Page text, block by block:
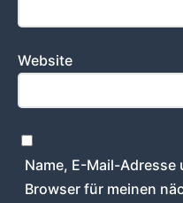
Website
Name, E-Mail-Adresse
Browser für meinen